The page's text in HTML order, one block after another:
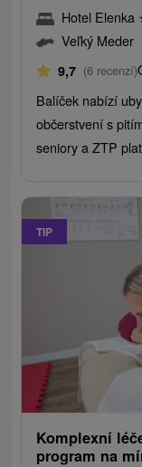
Hotel Elenka
Veľký Meder
9,7 (6 recenzí)
Balíček nabízí
občerstvení s
seniory a ZTP
TIP
Komplexní
program na